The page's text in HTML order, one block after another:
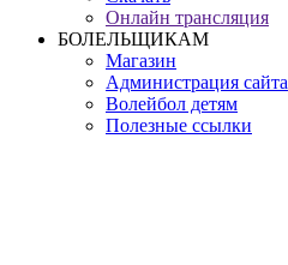
Онлайн трансляция
БОЛЕЛЬЩИКАМ
Магазин
Администрация сайта
Волейбол детям
Полезные ссылки